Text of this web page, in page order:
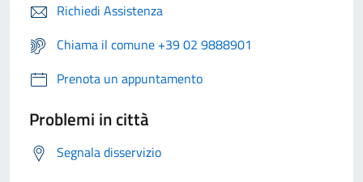
Richiedi Assistenza
Chiama il comune +39 02 9888901
Prenota un appuntamento
Problemi in città
Segnala disservizio